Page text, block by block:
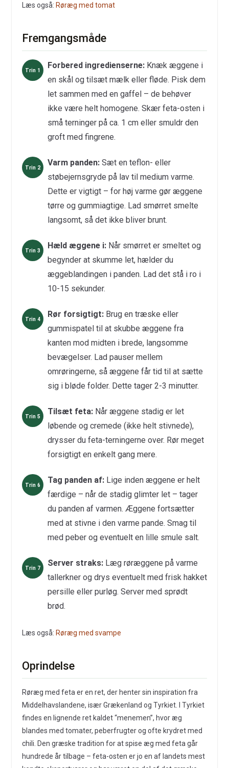
Læs også: Røræg med tomat
Fremgangsmåde
Forbered ingredienserne:Knæk æggene i
en skål og tilsæt mælk eller fløde. Pisk dem
let sammen med en gaffel – de behøver
ikke være helt homogene. Skær feta-osten i
små terninger på ca. 1 cm eller smuldr den
groft med fingrene.
Varm panden:Sæt en teflon- eller
støbejernsgryde på lav til medium varme.
Dette er vigtigt – for høj varme gør æggene
tørre og gummiagtige. Lad smørret smelte
langsomt, så det ikke bliver brunt.
Hæld æggene i:Når smørret er smeltet og
begynder at skumme let, hælder du
æggeblandingen i panden. Lad det stå i ro i
10-15 sekunder.
Rør forsigtigt:Brug en træske eller
gummispatel til at skubbe æggene fra
kanten mod midten i brede, langsomme
bevægelser. Lad pauser mellem
omrøringerne, så æggene får tid til at sætte
sig i bløde folder. Dette tager 2-3 minutter.
Tilsæt feta:Når æggene stadig er let
løbende og cremede (ikke helt stivnede),
drysser du feta-terningerne over. Rør meget
forsigtigt en enkelt gang mere.
Tag panden af:Lige inden æggene er helt
færdige – når de stadig glimter let – tager
du panden af varmen. Æggene fortsætter
med at stivne i den varme pande. Smag til
med peber og eventuelt en lille smule salt.
Server straks:Læg røræggene på varme
tallerkner og drys eventuelt med frisk hakket
persille eller purløg. Server med sprødt
brød.
Læs også: Røræg med svampe
Oprindelse
Røræg med feta er en ret, der henter sin inspiration fra
Middelhavslandene, især Grækenland og Tyrkiet. I Tyrkiet
findes en lignende ret kaldet “menemen”, hvor æg
blandes med tomater, peberfrugter og ofte krydret med
chili. Den græske tradition for at spise æg med feta går
hundrede år tilbage – feta-osten er jo en af landets mest